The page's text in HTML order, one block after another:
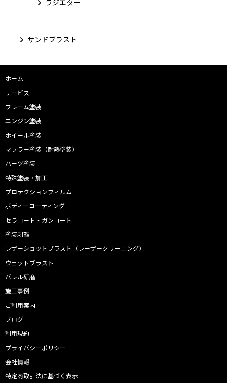
サンドブラスト
ホーム
サービス
フレーム塗装
エンジン塗装
ホイール塗装
マフラー塗装（耐熱塗装）
パーツ塗装
特殊塗装・加工
プロテクションフィルム
ボディーコーティング
セラコート・ガンコート
塗装剥離
レザーショットブラスト（レーザークリーニング）
ウェットブラスト
バレル研磨
施工事例
ご利用案内
ブログ
利用規約
プライバシーポリシー
会社情報
特定商取引法に基づく表示